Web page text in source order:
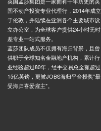
国不动产投资专业代理行，2014年成立
于伦敦，并陆续在亚洲各个主要城市设
立办公室，为全球客户提供24小时无时
差专业一站式服务。
蓝莎团队成员不仅拥有海归背景，且曾
供职于全球知名金融地产机构，累计行
业经验超过80年，经手交易总金额超过
15亿英镑，更被JOBS海归平台授奖"最
受海归喜爱雇主"。